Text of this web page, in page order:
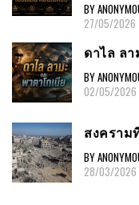
BY
27/05/2026
ดาไล ล
BY
02/05/2026
สงคราม
BY
28/03/2026